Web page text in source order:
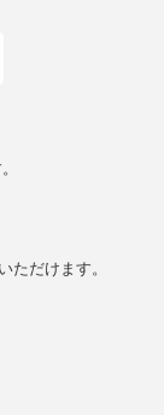
ただけます。